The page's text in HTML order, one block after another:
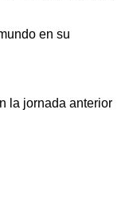
en su
la jornada anterior